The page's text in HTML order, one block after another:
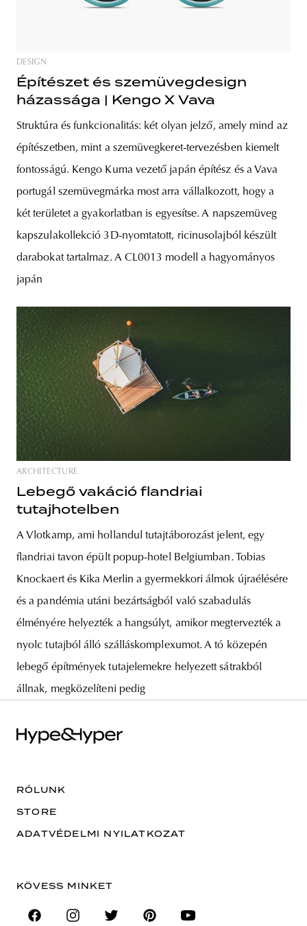
DESIGN
Építészet és szemüvegdesign
házassága | Kengo X Vava
Struktúra és funkcionalitás: két olyan jelző, amely mind az
építészetben, mint a szemüvegkeret-tervezésben kiemelt
fontosságú. Kengo Kuma vezető japán építész és a Vava
portugál szemüvegmárka most arra vállalkozott, hogy a
két területet a gyakorlatban is egyesítse. A napszemüveg
kapszulakollekció 3D-nyomtatott, ricinusolajból készült
darabokat tartalmaz. A CL0013 modell a hagyományos
japán
ARCHITECTURE
Lebegő vakáció flandriai
tutajhotelben
A Vlotkamp, ami hollandul tutajtáborozást jelent, egy
flandriai tavon épült popup-hotel Belgiumban. Tobias
Knockaert és Kika Merlin a gyermekkori álmok újraélésére
és a pandémia utáni bezártságból való szabadulás
élményére helyezték a hangsúlyt, amikor megtervezték a
nyolc tutajból álló szálláskomplexumot. A tó közepén
lebegő építmények tutajelemekre helyezett sátrakból
állnak, megközelíteni pedig
RÓLUNK
STORE
ADATVÉDELMI NYILATKOZAT
KÖVESS MINKET